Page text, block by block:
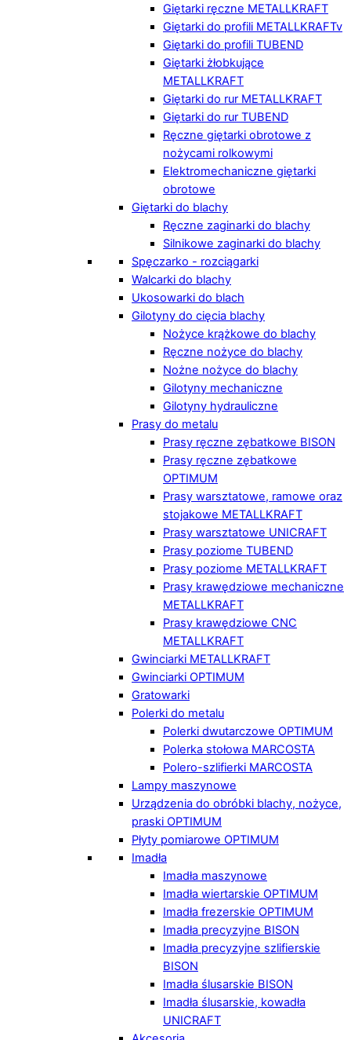
Giętarki ręczne METALLKRAFT
Giętarki do profili METALLKRAFTv
Giętarki do profili TUBEND
Giętarki żłobkujące
METALLKRAFT
Giętarki do rur METALLKRAFT
Giętarki do rur TUBEND
Ręczne giętarki obrotowe z
nożycami rolkowymi
Elektromechaniczne giętarki
obrotowe
Giętarki do blachy
Ręczne zaginarki do blachy
Silnikowe zaginarki do blachy
Spęczarko - rozciągarki
Walcarki do blachy
Ukosowarki do blach
Gilotyny do cięcia blachy
Nożyce krążkowe do blachy
Ręczne nożyce do blachy
Nożne nożyce do blachy
Gilotyny mechaniczne
Gilotyny hydrauliczne
Prasy do metalu
Prasy ręczne zębatkowe BISON
Prasy ręczne zębatkowe
OPTIMUM
Prasy warsztatowe, ramowe oraz
stojakowe METALLKRAFT
Prasy warsztatowe UNICRAFT
Prasy poziome TUBEND
Prasy poziome METALLKRAFT
Prasy krawędziowe mechaniczne
METALLKRAFT
Prasy krawędziowe CNC
METALLKRAFT
Gwinciarki METALLKRAFT
Gwinciarki OPTIMUM
Gratowarki
Polerki do metalu
Polerki dwutarczowe OPTIMUM
Polerka stołowa MARCOSTA
Polero-szlifierki MARCOSTA
Lampy maszynowe
Urządzenia do obróbki blachy, nożyce,
praski OPTIMUM
Płyty pomiarowe OPTIMUM
Imadła
Imadła maszynowe
Imadła wiertarskie OPTIMUM
Imadła frezerskie OPTIMUM
Imadła precyzyjne BISON
Imadła precyzyjne szlifierskie
BISON
Imadła ślusarskie BISON
Imadła ślusarskie, kowadła
UNICRAFT